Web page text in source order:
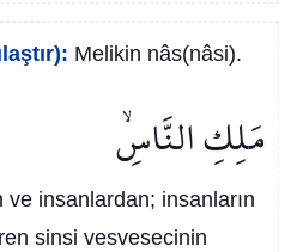
Melikin nâs(nâsi).
مَلِكِ النَّاسِۙ
ve insanlardan; insanların
sinsi vesvesecinin